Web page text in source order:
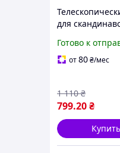
для
треккинга
скандинавские
Готово к
от80₴/мес
799.20₴
1 110 ₴
Купить